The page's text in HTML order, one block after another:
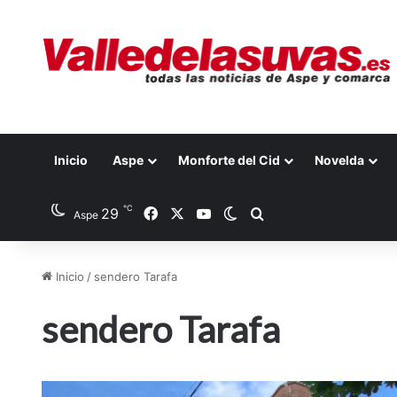
Inicio Aspe Monforte del Cid Novelda
Aspe 29 ℃ FacebookYouTubeSwitch skin
Inicio / sendero Tarafa
sendero Tarafa